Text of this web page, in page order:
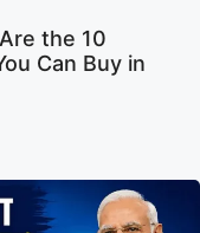
the 10
Can Buy in